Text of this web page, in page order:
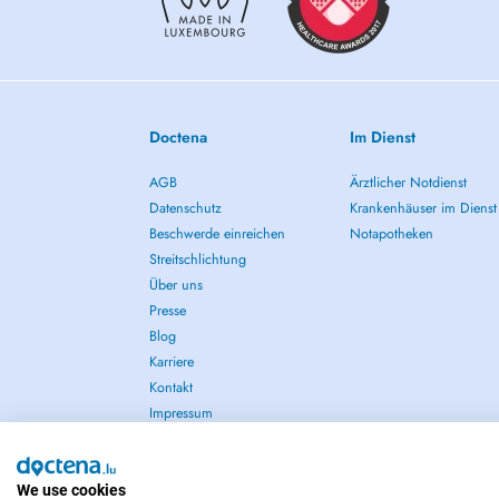
Doctena
AGB
Datenschutz
Beschwerde einreichen
Streitschlichtung
Über uns
Presse
Blog
Karriere
Kontakt
Impressum
Im Dienst
Ärztlicher Notdienst
Krankenhäuser im Dienst
Notapotheken
We use cookies